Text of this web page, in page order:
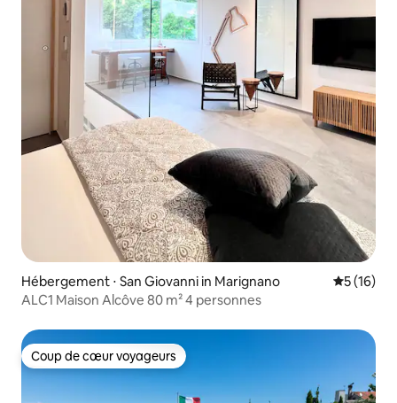
Hébergement ⋅ San Giovanni in Marignano
5 (16)
ALC1 Maison Alcôve 80 m² 4 personnes
Coup de cœur voyageurs
Coup de cœur voyageurs